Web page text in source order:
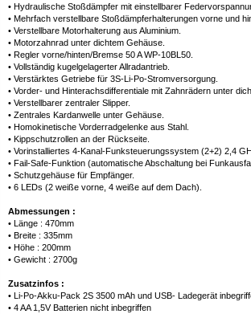
• Hydraulische Stoßdämpfer mit einstellbarer
• Mehrfach verstellbare Stoßdämpferhalterungen vorne und
• Verstellbare Motorhalterung aus Aluminium.
• Motorzahnrad unter dichtem Gehäuse.
• Regler vorne/hinten/Bremse 50 A WP-10BL50.
• Vollständig kugelgelagerter Allradantrieb.
• Verstärktes Getriebe für 3S-Li-Po-Stromversorgung.
• Vorder- und Hinterachsdifferentiale mit Zahnrädern unter
• Verstellbarer zentraler Slipper.
• Zentrales Kardanwelle unter Gehäuse.
• Homokinetische Vorderradgelenke aus Stahl.
• Kippschutzrollen an der Rückseite.
• Vorinstalliertes 4-Kanal-Funksteuerungssystem (2+2) 2,4
• Fail-Safe-Funktion (automatische Abschaltung bei
• Schutzgehäuse für Empfänger.
• 6 LEDs (2 weiße vorne, 4 weiße auf dem Dach).
Abmessungen :
• Länge : 470mm
• Breite : 335mm
• Höhe : 200mm
• Gewicht : 2700g
Zusatzinfos :
• Li-Po-Akku-Pack 2S 3500 mAh und USB- Ladegerät
• 4 AA 1,5V Batterien nicht inbegriffen